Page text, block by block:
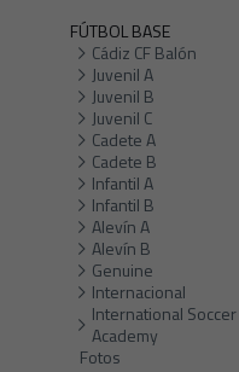
FÚTBOL BASE
Cádiz CF Balón
Juvenil A
Juvenil B
Juvenil C
Cadete A
Cadete B
Infantil A
Infantil B
Alevín A
Alevín B
Genuine
Internacional
International Soccer
Academy
Fotos